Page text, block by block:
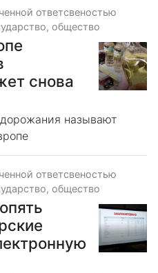
ответсвеностью
общество
снова
называют
ответсвеностью
общество